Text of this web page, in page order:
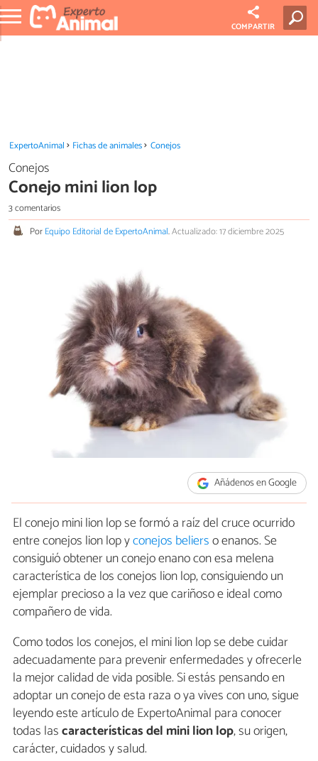
COMPARTIR
ExpertoAnimal Fichas de animales Conejos
Conejos
Conejo mini lion lop
3 comentarios
PorEquipo Editorial de ExpertoAnimal.Actualizado: 17 diciembre 2025
Añádenos en Google
El conejo mini lion lop se formó a raíz del cruce ocurrido
entre conejos lion lop yconejos belierso enanos. Se
consiguió obtener un conejo enano con esa melena
característica de los conejos lion lop, consiguiendo un
ejemplar precioso a la vez que cariñoso e ideal como
compañero de vida.
Como todos los conejos, el mini lion lop se debe cuidar
adecuadamente para prevenir enfermedades y ofrecerle
la mejor calidad de vida posible. Si estás pensando en
adoptar un conejo de esta raza o ya vives con uno, sigue
leyendo este artículo de ExpertoAnimal para conocer
todas lascaracterísticas del mini lion lop, su origen,
carácter, cuidados y salud.